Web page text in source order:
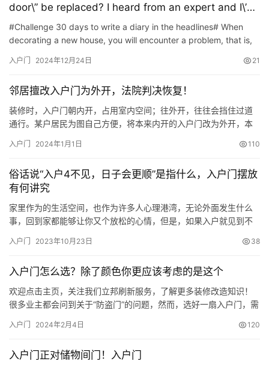
door\” be replaced? I heard from an expert and I\’m
glad I found out in time.
#Challenge 30 days to write a diary in the headlines# When
decorating a new house, you will encounter a problem, that is,
入户门 2024年12月24日 21
邻居擅改入户门为外开，法院判决恢复！
装修时，入户门朝内开，占用室内空间；往外开，往往会挡住过道
通行。某户居民为图自己方便，将本来内开的入户门改为外开，本
市江津区人民法院就审结这样一起因邻居擅自改门朝向而引发的相
居。曹某是4号房的业主，何某则住2号房，两家人进出使用同一过
道，何…
入户门 2024年1月1日 110
俗话说“入户4不见，日子会更顺”是指什么，入户门摆放
有何讲究
家里作为的生活空间，也作为许多人心理港湾，无论外面发生什么
事，回到家都能够让你又个放松的心情，但是，如果入户就见到不
更顺”是指什么，入户门摆放有何讲究呢，下面就带大家里了解下
卫生间作为我们洗澡、上厕所的空间，不仅能水汽比较大，而且还…
入户门 2023年10月23日 38
入户门怎么选？除了颜色你更应该考虑的是这个
欢迎点击主页，关注我们立邦刷新服务，了解更多装修改造知识！
很多业主都会问到关于“防盗门”的问题，然而，选好一扇入户门，需
能、防盗性能和隔音性能等因素。因为，可不是所有的入户门都具
择：先看安全等级 记得以前的老公房，房门基本是木门，为了提
入户门 2024年2月4日 120
入户门正对储物间门！入户门